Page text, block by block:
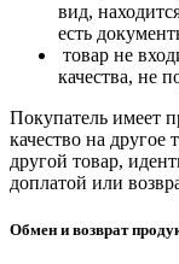
вид,
есть
товар не
качества, не
Покупатель имеет
качество на другое
другой товар,
доплатой или
Обмен и возврат